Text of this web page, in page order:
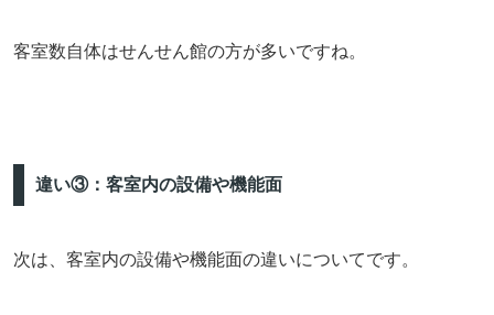
客室数自体はせんせん館の方が多いですね。
違い③：客室内の設備や機能面
次は、客室内の設備や機能面の違いについてです。